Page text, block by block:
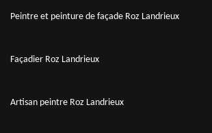
Peintre et peinture de façade Roz Landrieux
Façadier Roz Landrieux
Artisan peintre Roz Landrieux